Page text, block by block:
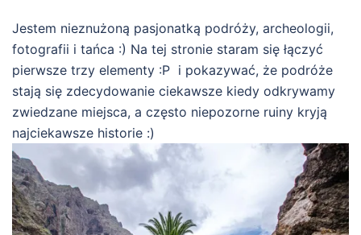
Jestem nieznużoną pasjonatką podróży, archeologii,
fotografii i tańca :) Na tej stronie staram się łączyć
pierwsze trzy elementy :P i pokazywać, że podróże
stają się zdecydowanie ciekawsze kiedy odkrywamy
zwiedzane miejsca, a często niepozorne ruiny kryją
najciekawsze historie :)